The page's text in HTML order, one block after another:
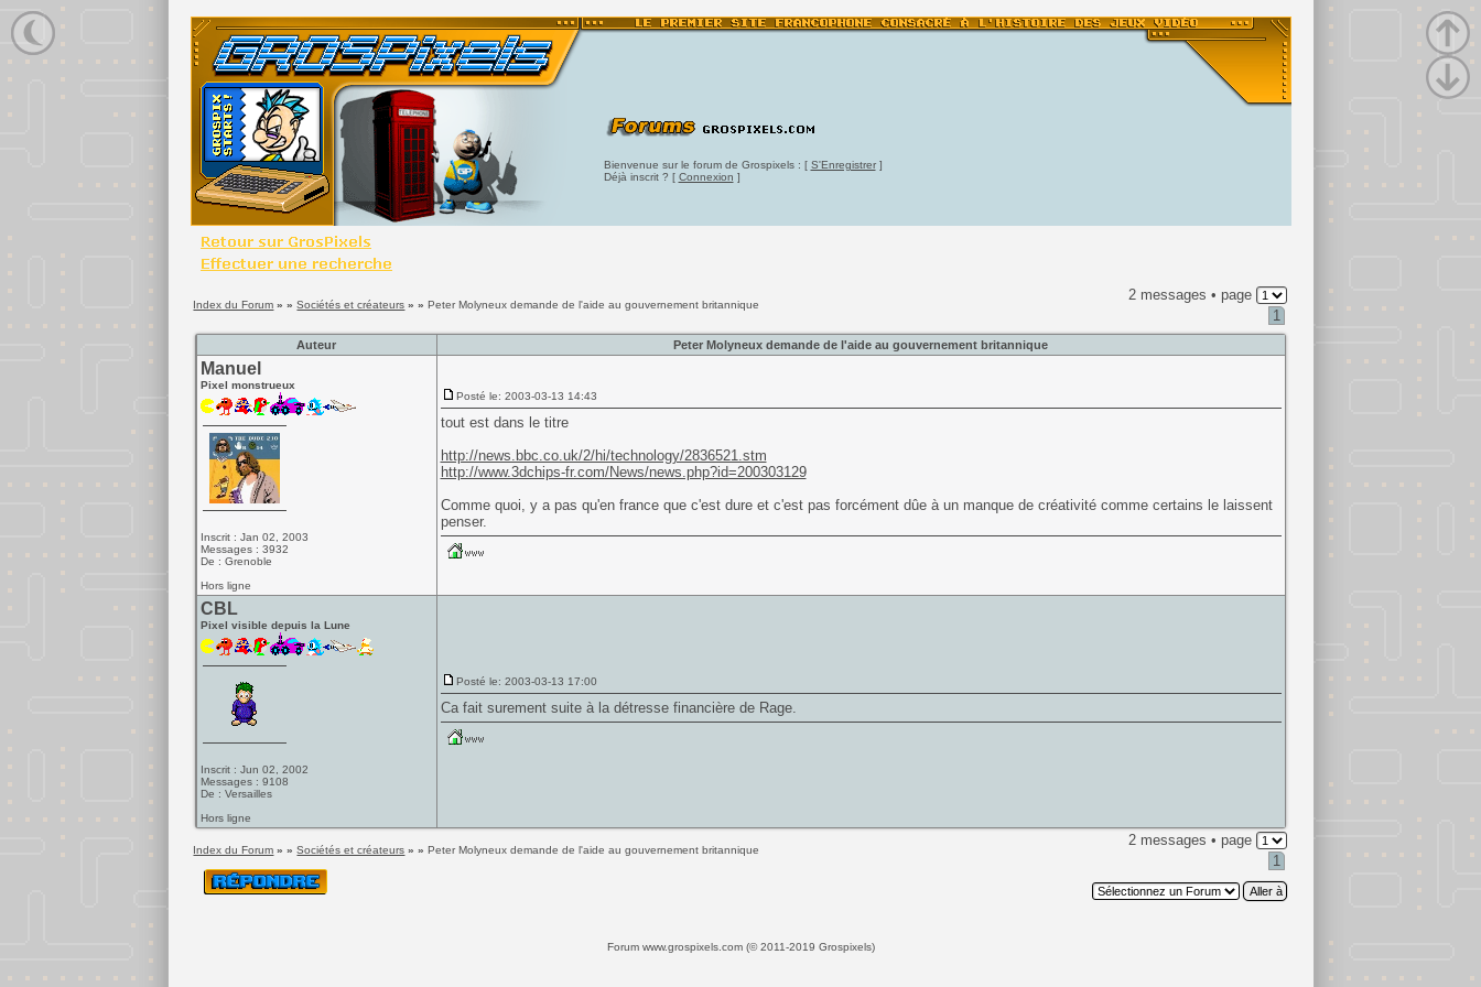
Bienvenue sur le forum de Grospixels : [ S'Enregistrer]
Déjà inscrit ? [ Connexion ]
Index du Forum » »Sociétés et créateurs » »Peter Molyneux demande de l'aide au gouvernement britannique
2 messages • page
1
Auteur Peter Molyneux demande de l'aide au gouvernement britannique
Manuel
Pixel monstrueux
Inscrit : Jan 02, 2003
Messages : 3932
De : Grenoble
Hors ligne
Posté le: 2003-03-13 14:43
tout est dans le titre
http://news.bbc.co.uk/2/hi/technology/2836521.stm
http://www.3dchips-fr.com/News/news.php?id=200303129
Comme quoi, y a pas qu'en france que c'est dure et c'est pas forcément dûe à un manque de créativité comme certains le laissent
penser.
CBL
Pixel visible depuis la Lune
Inscrit : Jun 02, 2002
Messages : 9108
De : Versailles
Hors ligne
Posté le: 2003-03-13 17:00
Ca fait surement suite à la détresse financière de Rage.
Index du Forum » »Sociétés et créateurs » »Peter Molyneux demande de l'aide au gouvernement britannique
2 messages • page
1
Forum www.grospixels.com (© 2011-2019 Grospixels)